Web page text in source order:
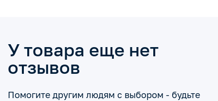
У товара еще нет
отзывов
Помогите другим людям с выбором - будьте